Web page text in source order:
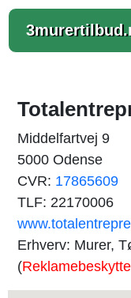
Middelfartvej 9
5000 Odense
CVR: 17865609
TLF: 22170006
Erhverv: Murer,
(